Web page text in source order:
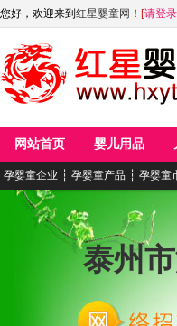
您好，欢迎来到 红星婴童网 ！ [请登录
网站首页 婴儿用品
孕婴童企业 ┆ 孕婴童产品 ┆ 孕婴童
泰州